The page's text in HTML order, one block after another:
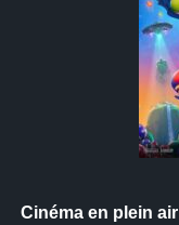
Cinéma en plein air